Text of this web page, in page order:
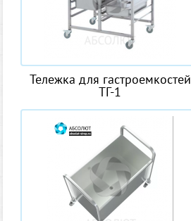
Тележка для гастроемкостей
ТГ-1